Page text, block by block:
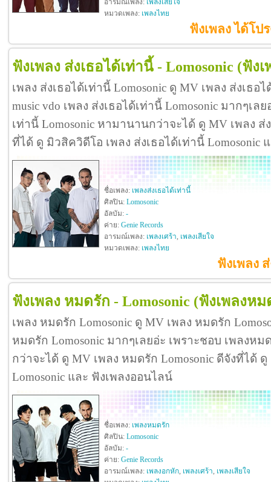
อารมณ์เพลง: เพลงเสียใจ
หมวดเพลง: เพลงไทย
ฟังเพลง ได้โป
ฟังเพลง ส่งเธอได้เท่านี้ - Lomosonic (ฟังเ
เพลง ส่งเธอได้เท่านี้ Lomosonic ดู MV เพลง ส่งเธอ
music vdo เพลง ส่งเธอได้เท่านี้ Lomosonic มากๆเล
เท่านี้ Lomosonic หามานานกว่าจะได้ ดู MV เพลง ส่
ที่ได้ ดู มิวสิควิดีโอ เพลง ส่งเธอได้เท่านี้ Lomosonic
ชื่อเพลง: เพลงส่งเธอได้เท่านี้
ศิลปิน: Lomosonic
อัลบัม: -
ค่าย: Genie Records
อารมณ์เพลง: เพลงเศร้า, เพลงเสียใจ
หมวดเพลง: เพลงไทย
ฟังเพลง
ฟังเพลง หมดรัก - Lomosonic (ฟังเพลงหม
เพลง หมดรัก Lomosonic ดู MV เพลง หมดรัก
หมดรัก Lomosonic มากๆเลยอ่ะ เพราะชอบ เพลงห
กว่าจะได้ ดู MV เพลง หมดรัก Lomosonic ดีจังที่ได้
Lomosonic และ ฟังเพลงออนไลน์
ชื่อเพลง: เพลงหมดรัก
ศิลปิน: Lomosonic
อัลบัม: -
ค่าย: Genie Records
อารมณ์เพลง: เพลงอกหัก, เพลงเศร้า, เพลงเสียใจ